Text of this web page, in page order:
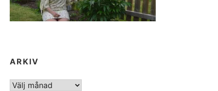
ARKIV
ARKIV